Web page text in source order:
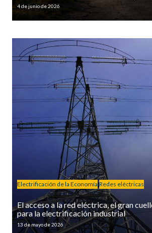
4 de junio de 2026
Electrificación de la Economía Redes eléctricas
El acceso a la red eléctrica, el gran
para la electrificación industrial
13 de mayo de 2026